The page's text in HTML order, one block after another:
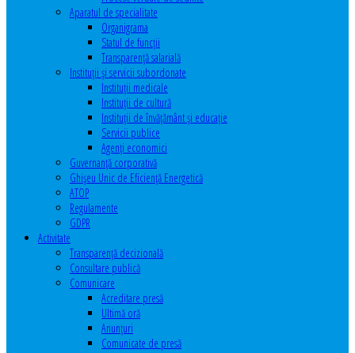
Aparatul de specialitate
Organigrama
Statul de funcții
Transparență salarială
Instituţii şi servicii subordonate
Instituţii medicale
Instituţii de cultură
Instituţii de învăţământ şi educaţie
Servicii publice
Agenţi economici
Guvernanță corporativă
Ghişeu Unic de Eficienţă Energetică
ATOP
Regulamente
GDPR
Activitate
Transparenţă decizională
Consultare publică
Comunicare
Acreditare presă
Ultimă oră
Anunţuri
Comunicate de presă